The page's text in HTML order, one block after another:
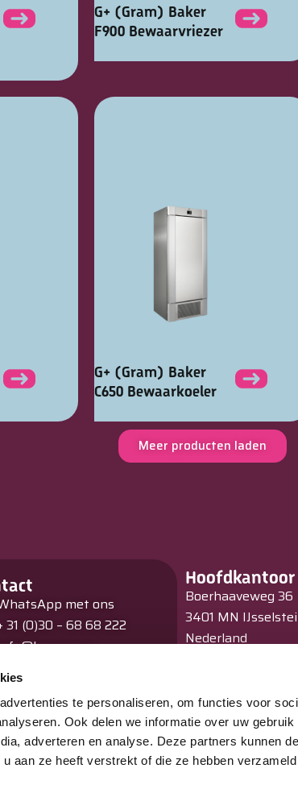
te personaliseren, om functies voor
Ook delen we informatie over uw gebruik
adverteren en analyse. Deze partners kunnen
aan ze heeft verstrekt of die ze hebben
G+ (Gram) Baker
F900 Bewaarvriezer
G+ (Gram) Baker
C650 Bewaarkoeler
Meer producten laden
met ons
31 (0)30 – 68 68 222
Hoofdkantoor
Boerhaaveweg 36
3401 MN
Nederland
Hagelberg 31
B –2440 Geel
België